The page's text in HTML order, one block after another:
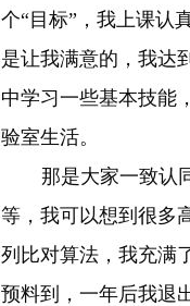
个“目标” ，我上课认
是让我满意的，我达
中学习一些基本技能
验室生活。
那是大家一致认
等，我可以想到很多
列比对算法，我充满
预料到，一年后我退